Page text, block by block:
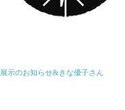
展示のお知らせ&きな優子さん